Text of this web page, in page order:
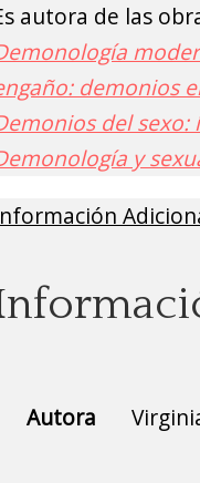
autora de las
demonios
del sexo:
y
Autora